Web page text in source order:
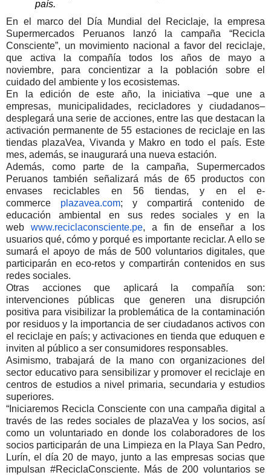
país.
En el marco del Día Mundial del Reciclaje, la empresa
Supermercados Peruanos lanzó la campaña “Recicla
Consciente”, un movimiento nacional a favor del reciclaje,
que activa la compañía todos los años de mayo a
noviembre, para concientizar a la población sobre el
cuidado del ambiente y los ecosistemas.
En la edición de este año, la iniciativa –que une a
empresas, municipalidades, recicladores y ciudadanos–
desplegará una serie de acciones, entre las que destacan la
activación permanente de 55 estaciones de reciclaje en las
tiendas plazaVea, Vivanda y Makro en todo el país. Este
mes, además, se inaugurará una nueva estación.
Además, como parte de la campaña, Supermercados
Peruanos también señalizará más de 65 productos con
envases reciclables en 56 tiendas, y en el e-
commerce plazavea.com; y compartirá contenido de
educación ambiental en sus redes sociales y en la
web www.reciclaconsciente.pe, a fin de enseñar a los
usuarios qué, cómo y porqué es importante reciclar. A ello se
sumará el apoyo de más de 500 voluntarios digitales, que
participarán en eco-retos y compartirán contenidos en sus
redes sociales.
Otras acciones que aplicará la compañía son:
intervenciones públicas que generen una disrupción
positiva para visibilizar la problemática de la contaminación
por residuos y la importancia de ser ciudadanos activos con
el reciclaje en país; y activaciones en tienda que eduquen e
inviten al público a ser consumidores responsables.
Asimismo, trabajará de la mano con organizaciones del
sector educativo para sensibilizar y promover el reciclaje en
centros de estudios a nivel primaria, secundaria y estudios
superiores.
“Iniciaremos Recicla Consciente con una campaña digital a
través de las redes sociales de plazaVea y los socios, así
como un voluntariado en donde los colaboradores de los
socios participarán de una Limpieza en la Playa San Pedro,
Lurín, el día 20 de mayo, junto a las empresas socias que
impulsan #ReciclaConsciente. Más de 200 voluntarios se